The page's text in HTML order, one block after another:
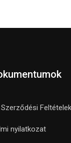
Feltételek
nyilatkozat